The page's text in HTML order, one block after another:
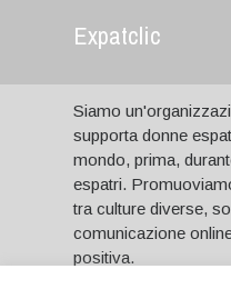
Expatclic
Siamo
supporta donne
mondo, prima,
espatri.
tra culture diverse,
comunicazione
positiva.